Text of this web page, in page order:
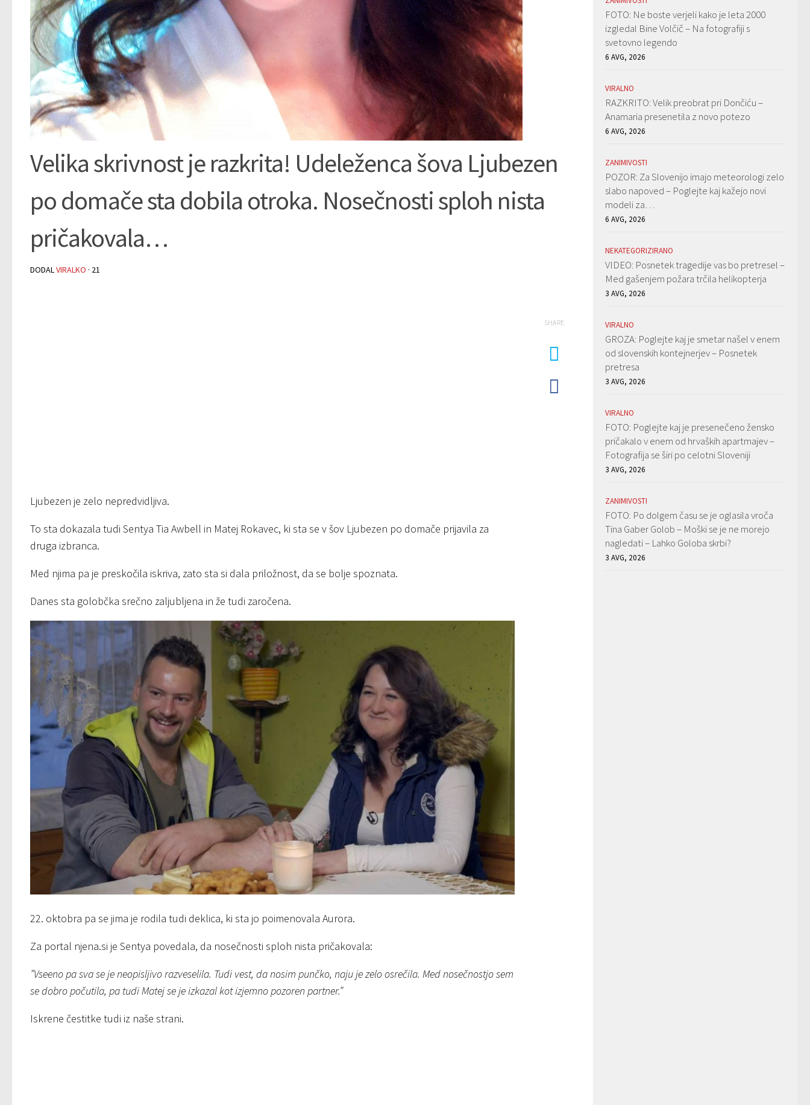
Velika skrivnost je razkrita! Udeleženca šova Ljubezen
po domače sta dobila otroka. Nosečnosti sploh nista
pričakovala…
DODALVIRALKO · 21
Ljubezen je zelo nepredvidljiva.
To sta dokazala tudi Sentya Tia Awbell in Matej Rokavec, ki sta se v šov Ljubezen po domače prijavila za
druga izbranca.
Med njima pa je preskočila iskriva, zato sta si dala priložnost, da se bolje spoznata.
Danes sta golobčka srečno zaljubljena in že tudi zaročena.
22. oktobra pa se jima je rodila tudi deklica, ki sta jo poimenovala Aurora.
Za portal njena.si je Sentya povedala, da nosečnosti sploh nista pričakovala:
”Vseeno pa sva se je neopisljivo razveselila. Tudi vest, da nosim punčko, naju je zelo osrečila. Med nosečnostjo sem
se dobro počutila, pa tudi Matej se je izkazal kot izjemno pozoren partner.”
Iskrene čestitke tudi iz naše strani.
SHARE
FOTO: Ne boste verjeli kako je leta 2000
izgledal Bine Volčič – Na fotografiji s
svetovno legendo
6 AVG, 2026
VIRALNO
RAZKRITO: Velik preobrat pri Dončiću –
Anamaria presenetila z novo potezo
6 AVG, 2026
ZANIMIVOSTI
POZOR: Za Slovenijo imajo meteorologi zelo
slabo napoved – Poglejte kaj kažejo novi
modeli za…
6 AVG, 2026
NEKATEGORIZIRANO
VIDEO: Posnetek tragedije vas bo pretresel –
Med gašenjem požara trčila helikopterja
3 AVG, 2026
VIRALNO
GROZA: Poglejte kaj je smetar našel v enem
od slovenskih kontejnerjev – Posnetek
pretresa
3 AVG, 2026
VIRALNO
FOTO: Poglejte kaj je presenečeno žensko
pričakalo v enem od hrvaških apartmajev –
Fotografija se širi po celotni Sloveniji
3 AVG, 2026
ZANIMIVOSTI
FOTO: Po dolgem času se je oglasila vroča
Tina Gaber Golob – Moški se je ne morejo
nagledati – Lahko Goloba skrbi?
3 AVG, 2026